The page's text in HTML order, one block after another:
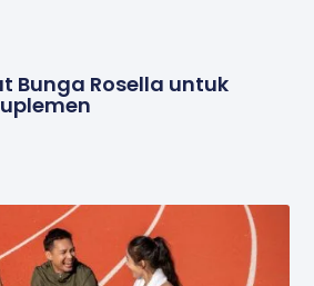
Bunga Rosella untuk